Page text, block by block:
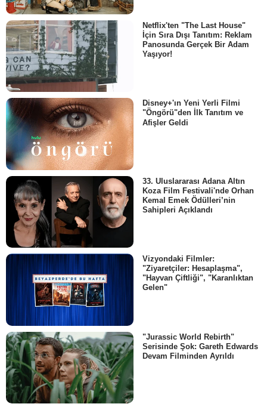
Netflix'ten "The Last House"
İçin Sıra Dışı Tanıtım: Reklam
Panosunda Gerçek Bir Adam
Yaşıyor!
Disney+'ın Yeni Yerli Filmi
"Öngörü"den İlk Tanıtım ve
Afişler Geldi
33. Uluslararası Adana Altın
Koza Film Festivali'nde Orhan
Kemal Emek Ödülleri’nin
Sahipleri Açıklandı
Vizyondaki Filmler:
"Ziyaretçiler: Hesaplaşma",
"Hayvan Çiftliği", "Karanlıktan
Gelen"
"Jurassic World Rebirth"
Serisinde Şok: Gareth Edwards
Devam Filminden Ayrıldı